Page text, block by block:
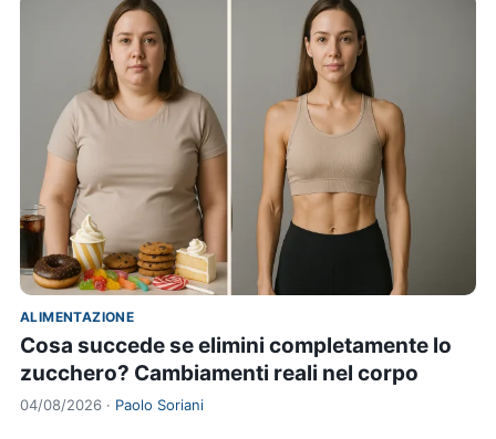
ALIMENTAZIONE
Cosa succede se elimini completamente lo
zucchero? Cambiamenti reali nel corpo
04/08/2026 · Paolo Soriani